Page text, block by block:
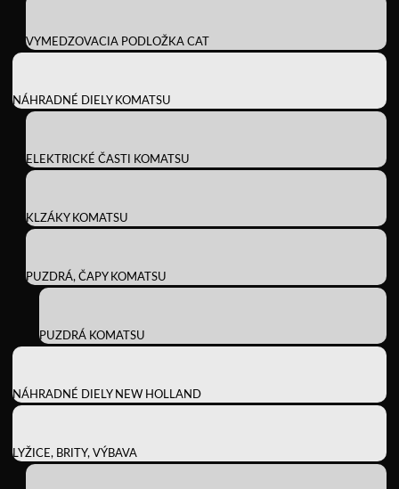
VYMEDZOVACIA PODLOŽKA CAT
NÁHRADNÉ DIELY KOMATSU
ELEKTRICKÉ ČASTI KOMATSU
KLZÁKY KOMATSU
PUZDRÁ, ČAPY KOMATSU
PUZDRÁ KOMATSU
NÁHRADNÉ DIELY NEW HOLLAND
LYŽICE, BRITY, VÝBAVA